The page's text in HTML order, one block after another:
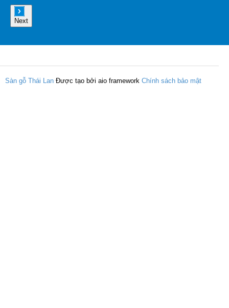
Next
Sàn gỗ Thái Lan Được tạo bởi aio framework Chính sách bảo mật